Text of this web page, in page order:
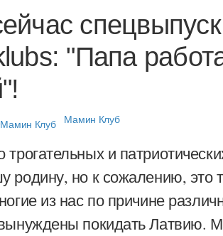
"Папа
Мамин Клуб
и
родину, но к сожалению, это
из нас по причине
вынуждены покидать Латвию.